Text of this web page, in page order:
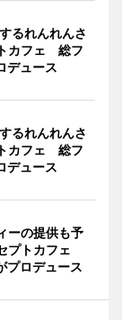
るれんれんさ
カフェ 総フ
デュース
るれんれんさ
カフェ 総フ
デュース
ーの提供も予
プトカフェ
プロデュース